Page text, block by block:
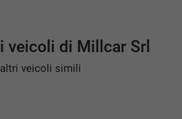
veicoli di Millcar Srl
veicoli simili